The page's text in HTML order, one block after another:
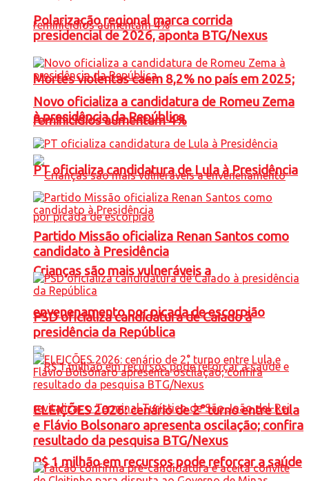
Mortes violentas caem 8,2% no país em 2025;
feminicídios aumentam 4%
Crianças são mais vulneráveis a
envenenamento por picada de escorpião
R$ 1 milhão em recursos pode reforçar a saúde
Polarização regional marca corrida
presidencial de 2026, aponta BTG/Nexus
Novo oficializa a candidatura de Romeu Zema
à presidência da República
PT oficializa candidatura de Lula à Presidência
Partido Missão oficializa Renan Santos como
candidato à Presidência
PSD oficializa candidatura de Caiado à
presidência da República
ELEIÇÕES 2026: cenário de 2° turno entre Lula
e Flávio Bolsonaro apresenta oscilação; confira
resultado da pesquisa BTG/Nexus